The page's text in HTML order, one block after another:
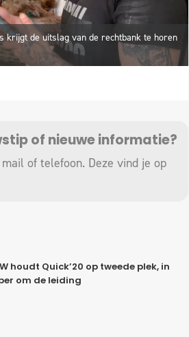
krijgt de uitslag van de rechtbank te horen
of nieuwe informatie?
of telefoon. Deze vind je op
houdt Quick’20 op tweede plek, in
om de leiding